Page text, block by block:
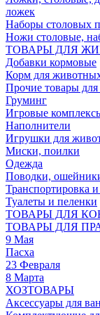
ложек
Наборы столовых
Ножи столовые,
ТОВАРЫ ДЛЯ
Добавки кормовые
Корм для
Прочие товары
Груминг
Игровые
Наполнители
Игрушки для
Миски, поилки
Одежда
Поводки,
Транспортировка
Туалеты и пеленки
ТОВАРЫ ДЛЯ
ТОВАРЫ ДЛЯ
9 Мая
Пасха
23 Февраля
8 Марта
ХОЗТОВАРЫ
Аксессуары для